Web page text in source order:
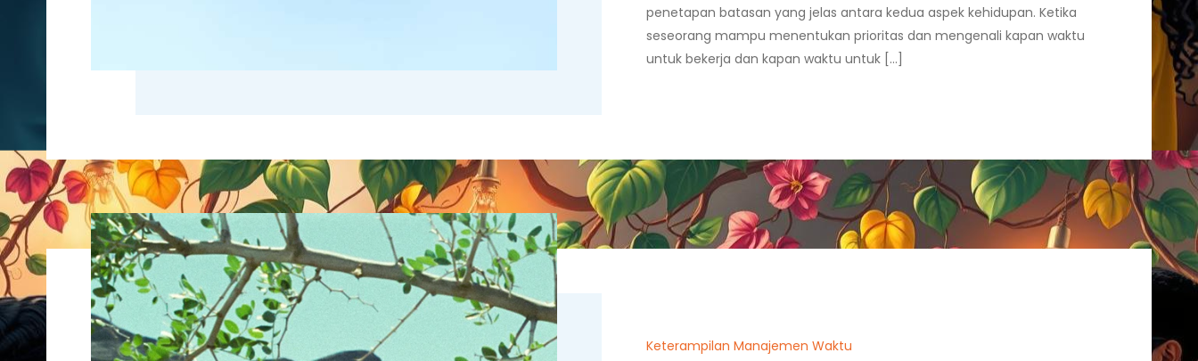
penetapan batasan yang jelas antara kedua aspek kehidupan. Ketika
seseorang mampu menentukan prioritas dan mengenali kapan waktu
untuk bekerja dan kapan waktu untuk […]
Keterampilan Manajemen Waktu